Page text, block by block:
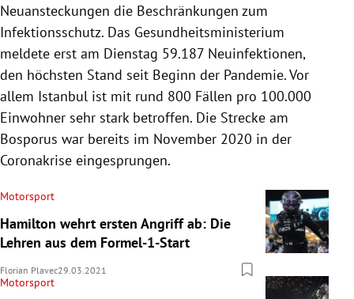
Neuansteckungen die Beschränkungen zum
Infektionsschutz. Das Gesundheitsministerium
meldete erst am Dienstag 59.187 Neuinfektionen,
den höchsten Stand seit Beginn der Pandemie. Vor
allem Istanbul ist mit rund 800 Fällen pro 100.000
Einwohner sehr stark betroffen. Die Strecke am
Bosporus war bereits im November 2020 in der
Coronakrise eingesprungen.
Motorsport
Hamilton wehrt ersten Angriff ab: Die
Lehren aus dem Formel-1-Start
Florian Plavec29.03.2021
Motorsport